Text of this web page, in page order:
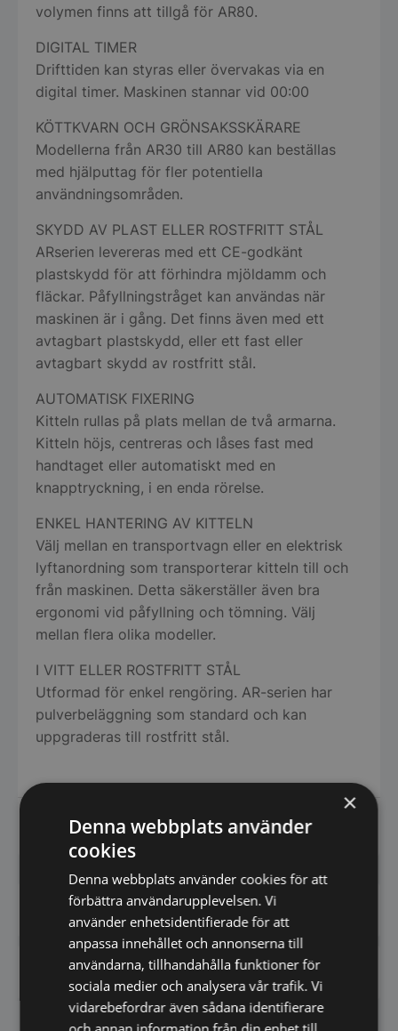
volymen finns att tillgå för AR80.
DIGITAL TIMER
Drifttiden kan styras eller övervakas via en
digital timer. Maskinen stannar vid 00:00
KÖTTKVARN OCH GRÖNSAKSSKÄRARE
Modellerna från AR30 till AR80 kan beställas
med hjälputtag för fler potentiella
användningsområden.
SKYDD AV PLAST ELLER ROSTFRITT STÅL
ARserien levereras med ett CE-godkänt
plastskydd för att förhindra mjöldamm och
fläckar. Påfyllningstråget kan användas när
maskinen är i gång. Det finns även med ett
avtagbart plastskydd, eller ett fast eller
avtagbart skydd av rostfritt stål.
AUTOMATISK FIXERING
Kitteln rullas på plats mellan de två armarna.
Kitteln höjs, centreras och låses fast med
handtaget eller automatiskt med en
knapptryckning, i en enda rörelse.
ENKEL HANTERING AV KITTELN
Välj mellan en transportvagn eller en elektrisk
lyftanordning som transporterar kitteln till och
från maskinen. Detta säkerställer även bra
ergonomi vid påfyllning och tömning. Välj
mellan flera olika modeller.
I VITT ELLER ROSTFRITT STÅL
Utformad för enkel rengöring. AR-serien har
pulverbeläggning som standard och kan
uppgraderas till rostfritt stål.
Datablad
Har du frågor om produkten? Klicka här
Vi prisjämför - Klicka här
×
Denna webbplats använder
cookies
Denna webbplats använder cookies för att
förbättra användarupplevelsen. Vi
använder enhetsidentifierade för att
anpassa innehållet och annonserna till
användarna, tillhandahålla funktioner för
sociala medier och analysera vår trafik. Vi
vidarebefordrar även sådana identifierare